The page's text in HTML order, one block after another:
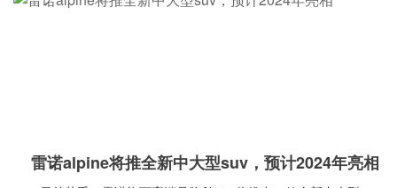
雷诺alpine将推全新中大型suv，预计2024年亮相